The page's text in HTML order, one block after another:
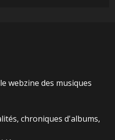
webzine des musiques
chroniques d'albums,